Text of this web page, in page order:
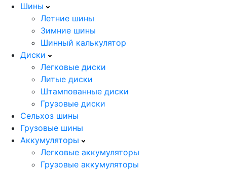
Шины
Летние шины
Зимние шины
Шинный калькулятор
Диски
Легковые диски
Литые диски
Штампованные диски
Грузовые диски
Сельхоз шины
Грузовые шины
Аккумуляторы
Легковые аккумуляторы
Грузовые аккумуляторы